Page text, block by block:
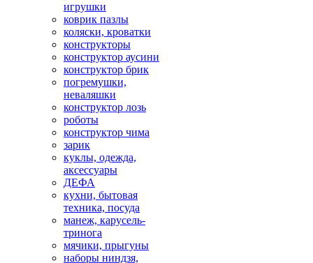
игрушки
коврик пазлы
коляски, кроватки
конструкторы
конструктор аусини
конструктор брик
погремушки,
неваляшки
конструктор лозь
роботы
конструктор чима
зарик
куклы, одежда,
аксессуары
ДЕФА
кухни, бытовая
техника, посуда
манеж, карусель-
тринога
мячики, прыгуны
наборы ниндзя,